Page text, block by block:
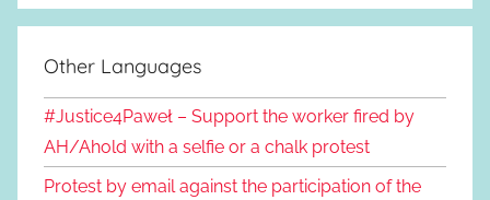
Other Languages
#Justice4Paweł – Support the worker fired by
AH/Ahold with a selfie or a chalk protest
Protest by email against the participation of the